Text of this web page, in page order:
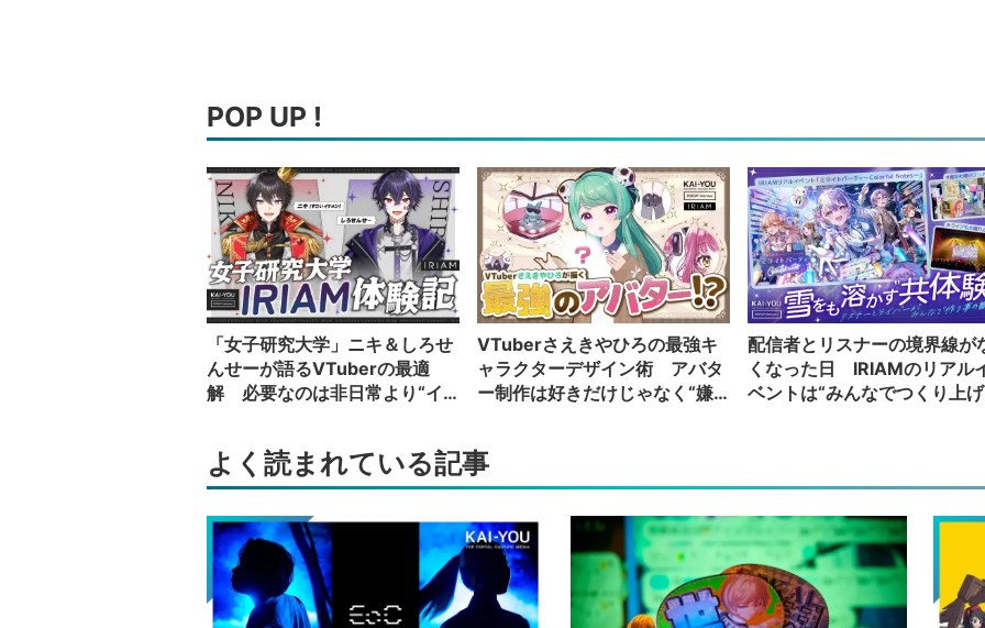
POP UP !
「女子研究大学」ニキ＆しろせ
んせーが語るVTuberの最適
解 必要なのは非日常より“イ
VTuberさえきやひろの最強キ
ャラクターデザイン術 アバタ
ー制作は好きだけじゃなく“嫌
配信者とリスナーの境界線が
くなった日 IRIAMのリアル
ベントは“みんなでつくり上げ
よく読まれている記事